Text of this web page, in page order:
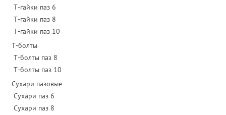
Т-гайки паз 6
Т-гайки паз 8
Т-гайки паз 10
Т-болты
Т-болты паз 8
Т-болты паз 10
Сухари пазовые
Сухари паз 6
Сухари паз 8